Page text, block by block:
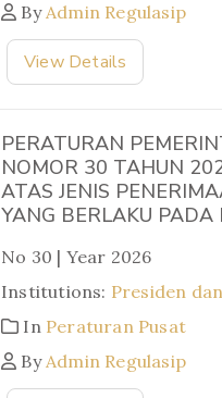
ByAdmin Regulasip
View Details
PERATURAN
NOMOR 30 TAHUN
ATAS JENIS
YANG BERLAKU
No 30 | Year 2026
Institutions: Presiden
In Peraturan Pusat
ByAdmin Regulasip